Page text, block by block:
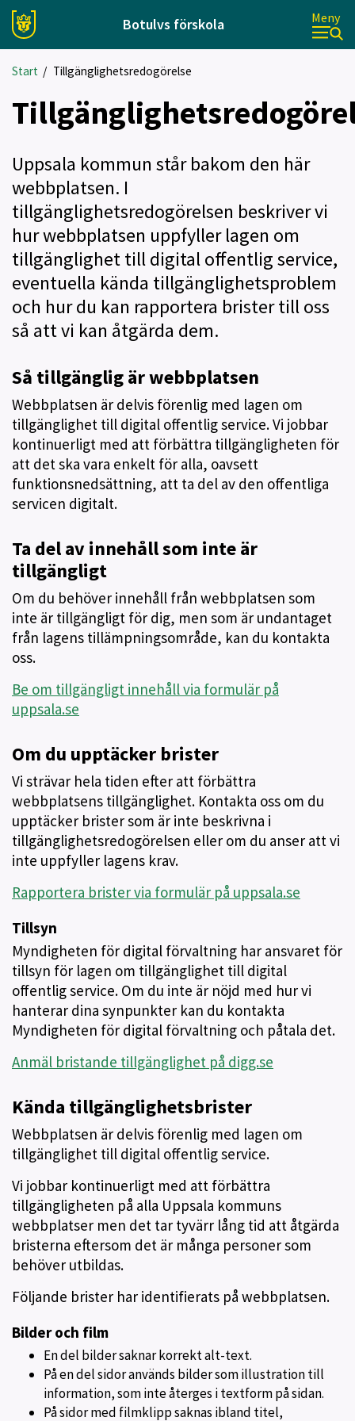
Botulvs förskola Meny
Start / Tillgänglighetsredogörelse
Uppsala kommun står bakom den här
webbplatsen. I
tillgänglighetsredogörelsen beskriver vi
hur webbplatsen uppfyller lagen om
tillgänglighet till digital offentlig service,
eventuella kända tillgänglighetsproblem
och hur du kan rapportera brister till oss
så att vi kan åtgärda dem.
Så tillgänglig är webbplatsen
Webbplatsen är delvis förenlig med lagen om
tillgänglighet till digital offentlig service. Vi jobbar
kontinuerligt med att förbättra tillgängligheten för
att det ska vara enkelt för alla, oavsett
funktionsnedsättning, att ta del av den offentliga
servicen digitalt.
Ta del av innehåll som inte är
tillgängligt
Om du behöver innehåll från webbplatsen som
inte är tillgängligt för dig, men som är undantaget
från lagens tillämpningsområde, kan du kontakta
oss.
Be om tillgängligt innehåll via formulär på
uppsala.se
Om du upptäcker brister
Vi strävar hela tiden efter att förbättra
webbplatsens tillgänglighet. Kontakta oss om du
upptäcker brister som är inte beskrivna i
tillgänglighetsredogörelsen eller om du anser att vi
inte uppfyller lagens krav.
Rapportera brister via formulär på uppsala.se
Tillsyn
Myndigheten för digital förvaltning har ansvaret för
tillsyn för lagen om tillgänglighet till digital
offentlig service. Om du inte är nöjd med hur vi
hanterar dina synpunkter kan du kontakta
Myndigheten för digital förvaltning och påtala det.
Anmäl bristande tillgänglighet på digg.se
Kända tillgänglighetsbrister
Webbplatsen är delvis förenlig med lagen om
tillgänglighet till digital offentlig service.
Vi jobbar kontinuerligt med att förbättra
tillgängligheten på alla Uppsala kommuns
webbplatser men det tar tyvärr lång tid att åtgärda
bristerna eftersom det är många personer som
behöver utbildas.
Följande brister har identifierats på webbplatsen.
Bilder och film
En del bilder saknar korrekt alt-text.
På en del sidor används bilder som illustration till
information, som inte återges i textform på sidan.
På sidor med filmklipp saknas ibland titel,